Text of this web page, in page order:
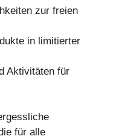
zur freien
in limitierter
Aktivitäten für
für alle